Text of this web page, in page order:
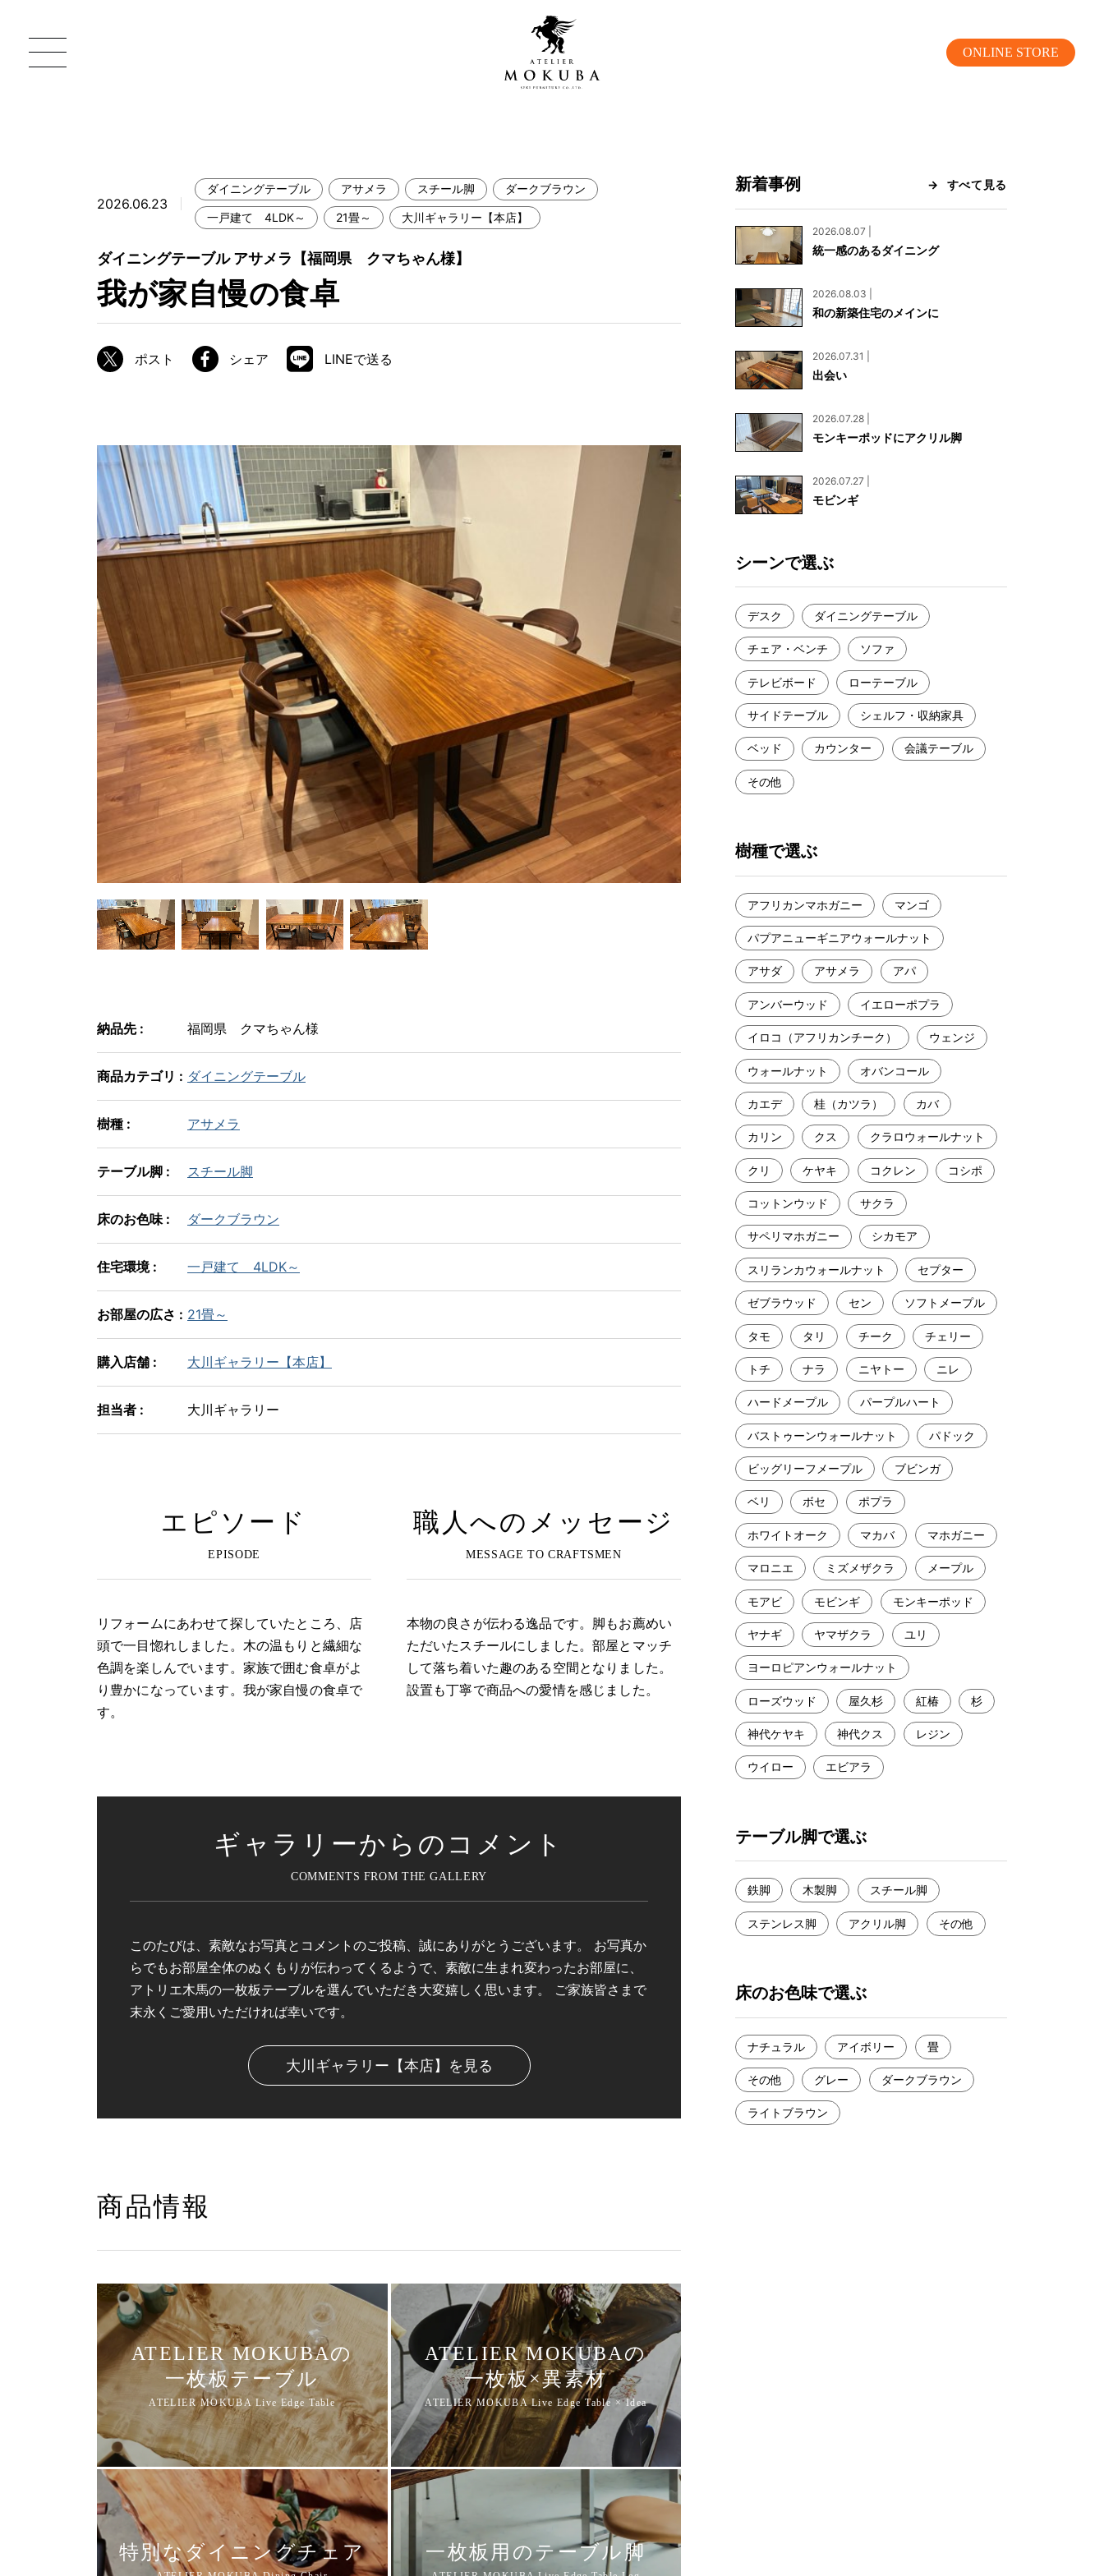
ONLINE STORE
一枚板 ATELIER MOKUBA HOME
MOKUBA について
ブランドコンセプト
加工技術
ATELIER MOKUBAの一枚板×異素材
特別なダイニングチェア
一枚板用のテーブル脚
樹種紹介
コーディネート集
直営店
新宿ギャラリー
【アウトレット取扱店】
大川ギャラリー【本店】
天神ギャラリー
公式オンラインストア
WEBカタログ
納品事例（店舗・オフィス）
INFORMATION
EVENT
BLOG
メディア美術協力実績
よくあるご質問
お問い合わせ
資料請求
工務店様・設計会社様向けお問い合わせ
一枚板買い取りに関して
2026.06.23
ダイニングテーブル アサメラ スチール脚 ダークブラウン
一戸建て 4LDK～ 21畳～ 大川ギャラリー【本店】
我が家自慢の食卓
ダイニングテーブル アサメラ【福岡県 クマちゃん様】
ポスト シェア LINEで送る
納品先 : 福岡県 クマちゃん様
商品カテゴリ : ダイニングテーブル
樹種 : アサメラ
テーブル脚 : スチール脚
床のお色味 : ダークブラウン
住宅環境 : 一戸建て 4LDK～
お部屋の広さ : 21畳～
購入店舗 : 大川ギャラリー【本店】
担当者 : 大川ギャラリー
エピソード
リフォームにあわせて探していたところ、店
頭で一目惚れしました。木の温もりと繊細な
色調を楽しんでいます。家族で囲む食卓がよ
り豊かになっています。我が家自慢の食卓で
す。
職人へのメッセージ
本物の良さが伝わる逸品です。脚もお薦めい
ただいたスチールにしました。部屋とマッチ
して落ち着いた趣のある空間となりました。
設置も丁寧で商品への愛情を感じました。
ギャラリーからのコメント
このたびは、素敵なお写真とコメントのご投稿、誠にありがとうございます。 お写真か
らでもお部屋全体のぬくもりが伝わってくるようで、素敵に生まれ変わったお部屋に、
アトリエ木馬の一枚板テーブルを選んでいただき大変嬉しく思います。 ご家族皆さまで
末永くご愛用いただければ幸いです。
大川ギャラリー【本店】を見る
商品情報
ATELIER MOKUBAの
一枚板テーブル
ATELIER MOKUBAの
一枚板×異素材
特別なダイニングチェア 一枚板用のテーブル脚
新着事例 すべて見る
2026.08.07 |
統一感のあるダイニング
2026.08.03 |
和の新築住宅のメインに
2026.07.31 |
出会い
2026.07.28 |
モンキーポッドにアクリル脚
2026.07.27 |
モビンギ
シーンで選ぶ
デスク ダイニングテーブル
チェア・ベンチ ソファ
テレビボード ローテーブル
サイドテーブル シェルフ・収納家具
ベッド カウンター 会議テーブル
その他
樹種で選ぶ
アフリカンマホガニー マンゴ
パプアニューギニアウォールナット
アサダ アサメラ アパ
アンバーウッド イエローポプラ
イロコ（アフリカンチーク） ウェンジ
ウォールナット オバンコール
カエデ 桂（カツラ） カバ
カリン クス クラロウォールナット
クリ ケヤキ コクレン コシポ
コットンウッド サクラ
サペリマホガニー シカモア
スリランカウォールナット セプター
ゼブラウッド セン ソフトメープル
タモ タリ チーク チェリー
トチ ナラ ニヤトー ニレ
ハードメープル パープルハート
バストゥーンウォールナット パドック
ビッグリーフメープル ブビンガ
ベリ ボセ ポプラ
ホワイトオーク マカバ マホガニー
マロニエ ミズメザクラ メープル
モアビ モビンギ モンキーポッド
ヤナギ ヤマザクラ ユリ
ヨーロピアンウォールナット
ローズウッド 屋久杉 紅椿 杉
神代ケヤキ 神代クス レジン
ウイロー エビアラ
テーブル脚で選ぶ
鉄脚 木製脚 スチール脚
ステンレス脚 アクリル脚 その他
床のお色味で選ぶ
ナチュラル アイボリー 畳
その他 グレー ダークブラウン
ライトブラウン